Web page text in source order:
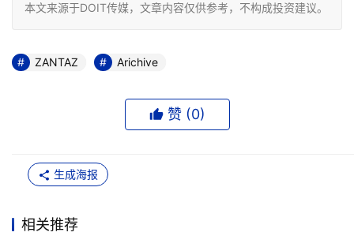
本文来源于DOIT传媒，文章内容仅供参考，不构成投资建议。
ZANTAZ Arichive
赞 (0)
生成海报
相关推荐